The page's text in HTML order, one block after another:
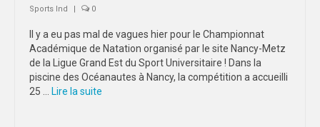
Sports Ind
| 0
Il y a eu pas mal de vagues hier pour le Championnat
Académique de Natation organisé par le site Nancy-Metz
de la Ligue Grand Est du Sport Universitaire ! Dans la
piscine des Océanautes à Nancy, la compétition a accueilli
25 …
Lire la suite­­